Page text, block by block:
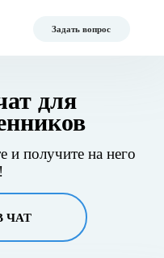
Задать вопрос
для
и получите на него
ЧАТ